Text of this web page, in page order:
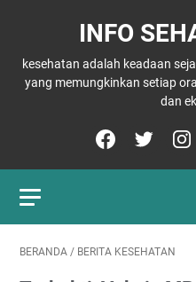
INFO
kesehatan adalah keadaan
yang memungkinkan setiap
dan
BERANDA / BERITA KESEHATAN